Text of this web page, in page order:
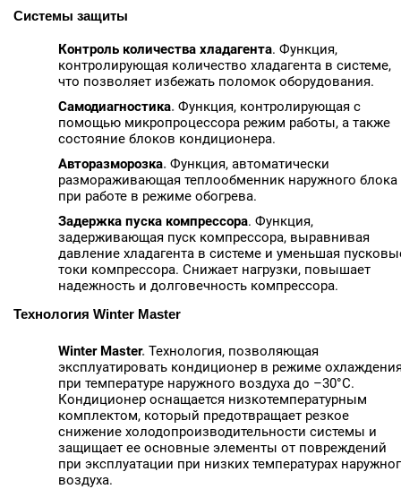
Системы защиты
Контроль количества хладагента. Функция,
контролирующая количество хладагента в системе,
что позволяет избежать поломок оборудования.
Самодиагностика. Функция, контролирующая с
помощью микропроцессора режим работы, а также
состояние блоков кондиционера.
Авторазморозка. Функция, автоматически
размораживающая теплообменник наружного блока
при работе в режиме обогрева.
Задержка пуска компрессора. Функция,
задерживающая пуск компрессора, выравнивая
давление хладагента в системе и уменьшая
токи компрессора. Снижает нагрузки, повышает
надежность и долговечность компрессора.
Технология Winter Master
Winter Master. Технология, позволяющая
эксплуатировать кондиционер в режиме
при температуре наружного воздуха до –30°С.
Кондиционер оснащается низкотемпературным
комплектом, который предотвращает резкое
снижение холодопроизводительности системы и
защищает ее основные элементы от повреждений
при эксплуатации при низких температурах
воздуха.